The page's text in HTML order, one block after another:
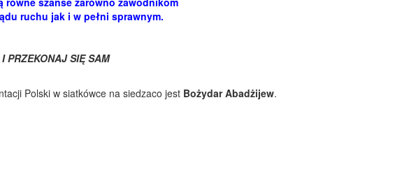
ruchu jak i w pełni sprawnym.
PRZEKONAJ SIĘ SAM
Polski w siatkówce na siedzaco jest Bożydar Abadżijew.